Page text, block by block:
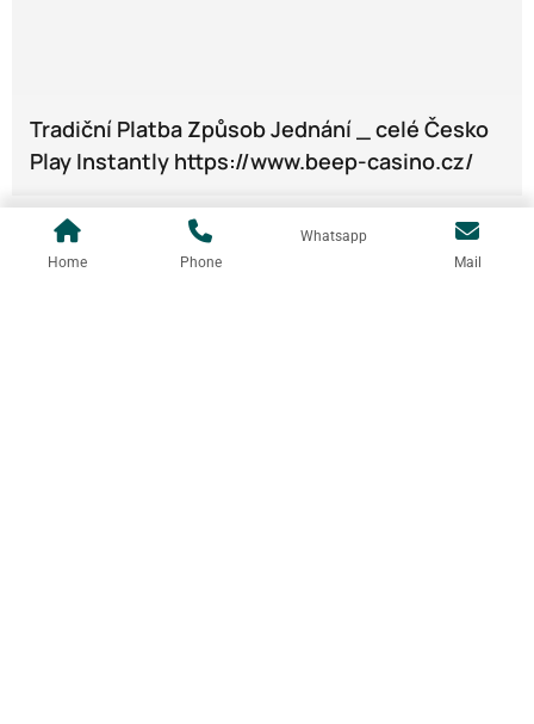
Tradiční Platba Způsob Jednání _ celé Česko
Play Instantly https://www.beep-casino.cz/
Home Phone
Whatsapp
Mail